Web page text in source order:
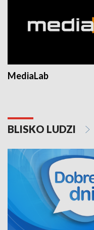
MediaLab
BLISKO LUDZI